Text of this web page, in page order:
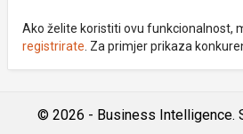
Ako želite koristiti ovu funkcionalnost,
registrirate . Za primjer prikaza
© 2026 - Business Intelligence.